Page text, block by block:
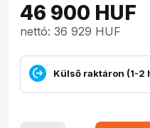
46 900 HUF
nettó: 36 929 HUF
Külső raktáron (1-2